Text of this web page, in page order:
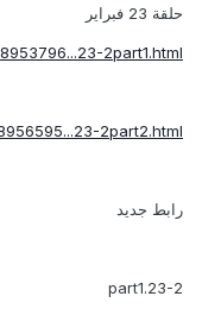
حلقة 23 فبراير
2part1.html
2part2.html
رابط جديد
23-2.part1